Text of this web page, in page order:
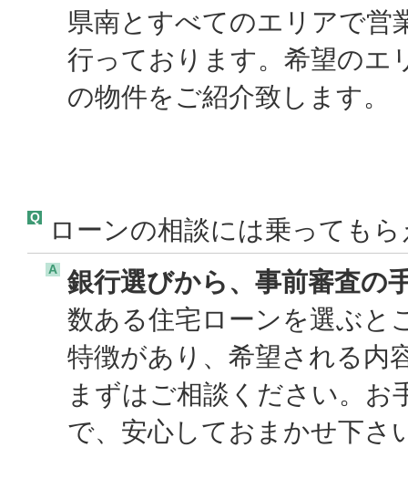
県南とすべてのエリアで営
行っております。希望のエ
の物件をご紹介致しま
Q ローンの相談には乗っても
A
銀行選びから、事前審査の
数ある住宅ローンを選ぶと
特徴があり、希望される内
まずはご相談ください。お
で、安心しておまかせ